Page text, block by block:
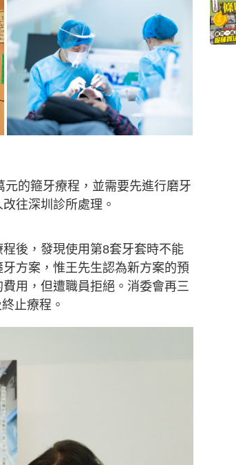
的箍牙療程，並需要先進行磨牙
往深圳診所處理。
後，發現使用第8套牙套時不能
方案，惟王先生認為新方案的預
用，但遭職員拒絕。消委會再三
止療程。